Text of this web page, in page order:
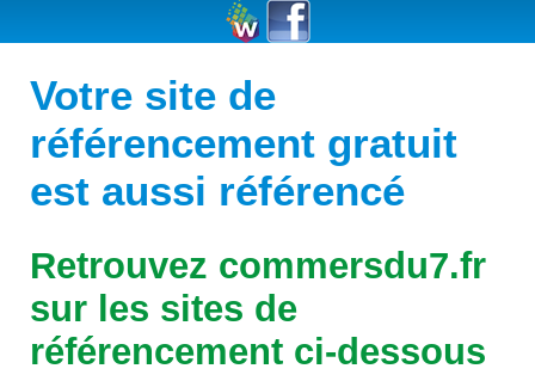
Votre site de
référencement gratuit
est aussi référencé
Retrouvez commersdu7.fr
sur les sites de
référencement ci-dessous